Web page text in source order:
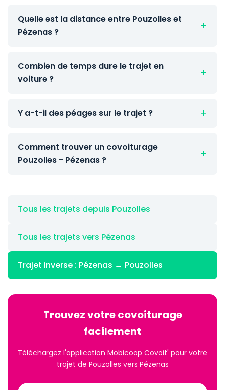
Quelle est la distance entre Pouzolles et
Pézenas ?
Combien de temps dure le trajet en
voiture ?
Y a-t-il des péages sur le trajet ?
Comment trouver un covoiturage
Pouzolles - Pézenas ?
Tous les trajets depuis Pouzolles
Tous les trajets vers Pézenas
Trajet inverse : Pézenas → Pouzolles
Trouvez votre covoiturage
facilement
Téléchargez l'application Mobicoop Covoit' pour votre
trajet de Pouzolles vers Pézenas